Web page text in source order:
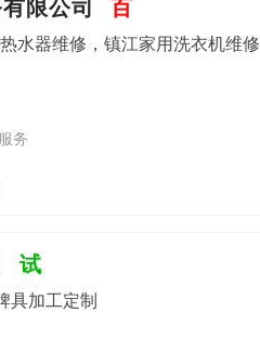
限公司 百
水器维修，镇江家用洗衣机维修
务
试
具加工定制